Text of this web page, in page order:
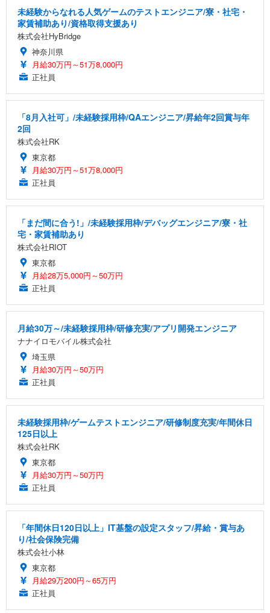
未経験からなれる人気ゲームのテストエンジニア/寮・社宅・
家賃補助あり/資格取得支援あり
株式会社HyBridge
神奈川県
月給30万円～51万8,000円
正社員
「8月入社可」/未経験採用枠/QAエンジニア/昇給年2回賞与年
2回
株式会社RK
東京都
月給30万円～51万8,000円
正社員
「まだ間に合う!」/未経験採用枠/デバッグエンジニア/寮・社
宅・家賃補助あり
株式会社RIOT
東京都
月給28万5,000円～50万円
正社員
月給30万～/未経験採用枠/研修充実/アプリ開発エンジニア
ナナイロモバイル株式会社
埼玉県
月給30万円～50万円
正社員
未経験採用枠/ゲームテストエンジニア/研修制度充実/年間休日
125日以上
株式会社RK
東京都
月給30万円～50万円
正社員
「年間休日120日以上」IT基盤の設定スタッフ/昇給・賞与あ
り/社会保険完備
株式会社小林
東京都
月給29万200円～65万円
正社員